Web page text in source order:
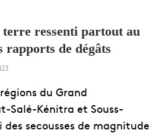
ressenti partout au
de dégâts
du Grand
Salé-Kénitra et Souss-
des secousses de magnitude